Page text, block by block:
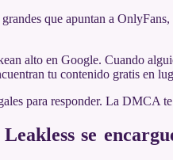
que apuntan a
alto en Google. Cuando
tu contenido gratis en
para responder. La
se